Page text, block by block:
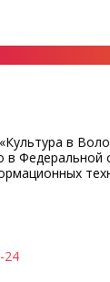
в
в Федеральной
и дата
24